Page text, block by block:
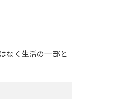
なく生活の一部と